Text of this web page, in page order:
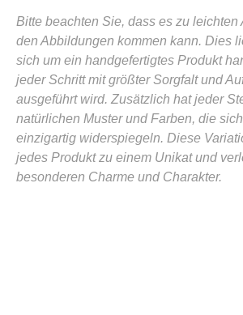
Bitte beachten Sie, dass es zu leichten
den Abbildungen kommen kann. Dies
sich um ein handgefertigtes Produkt
jeder Schritt mit größter Sorgfalt und
ausgeführt wird. Zusätzlich hat jeder
natürlichen Muster und Farben, die
einzigartig widerspiegeln. Diese
jedes Produkt zu einem Unikat und
besonderen Charme und Charakter.